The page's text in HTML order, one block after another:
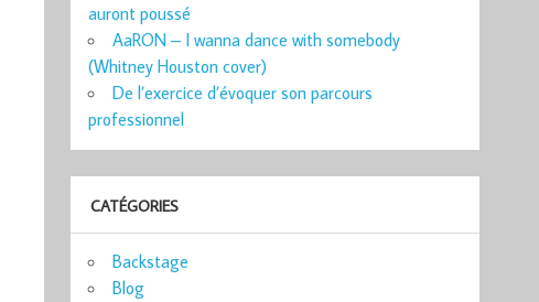
auront poussé
AaRON – I wanna dance with somebody
(Whitney Houston cover)
De l’exercice d’évoquer son parcours
professionnel
CATÉGORIES
Backstage
Blog